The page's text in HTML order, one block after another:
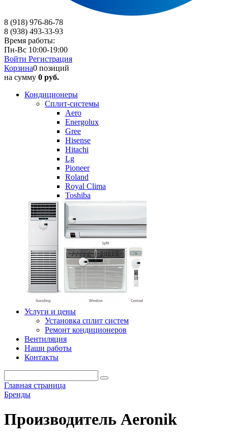
8 (918) 976-86-78
8 (938) 493-33-93
Время работы:
Пн-Вс 10:00-19:00
Войти Регистрация
Корзина0 позиций
на сумму 0 руб.
Кондиционеры
Сплит-системы
Aero
Energolux
Gree
Hisense
Hitachi
Lg
Pioneer
Roland
Royal Clima
Toshiba
Услуги и цены
Установка сплит систем
Ремонт кондиционеров
Вентиляция
Наши работы
Контакты
Главная страница
Бренды
Производитель Aeronik